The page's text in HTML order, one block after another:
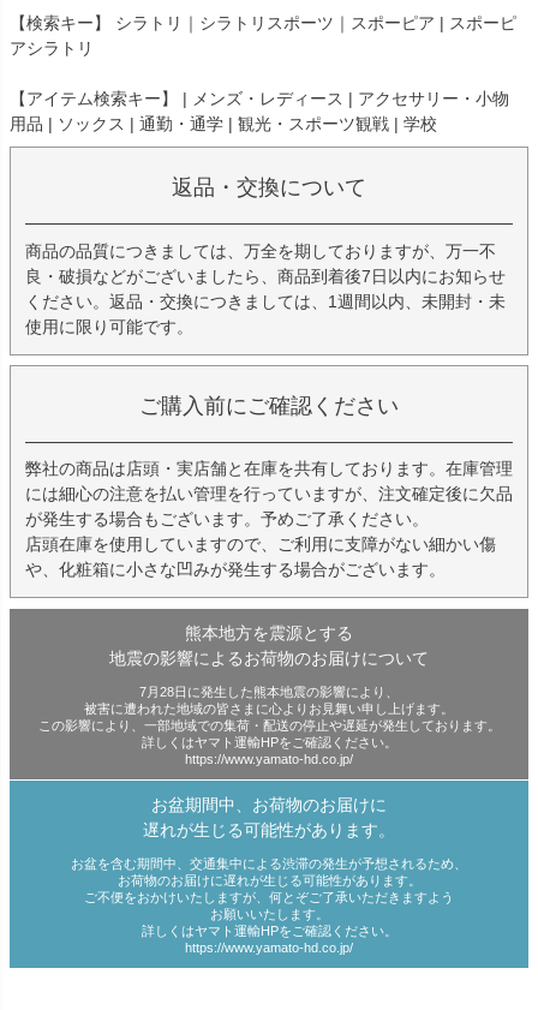
【検索キー】 シラトリ｜シラトリスポーツ｜スポーピア | スポーピ
アシラトリ
【アイテム検索キー】 | メンズ・レディース | アクセサリー・小物
用品 | ソックス | 通勤・通学 | 観光・スポーツ観戦 | 学校
返品・交換について
商品の品質につきましては、万全を期しておりますが、万一不
良・破損などがございましたら、商品到着後7日以内にお知らせ
ください。返品・交換につきましては、1週間以内、未開封・未
使用に限り可能です。
ご購入前にご確認ください
弊社の商品は店頭・実店舗と在庫を共有しております。在庫管理
には細心の注意を払い管理を行っていますが、注文確定後に欠品
が発生する場合もございます。予めご了承ください。
店頭在庫を使用していますので、ご利用に支障がない細かい傷
や、化粧箱に小さな凹みが発生する場合がございます。
熊本地方を震源とする
地震の影響によるお荷物のお届けについて
7月28日に発生した熊本地震の影響により、
被害に遭われた地域の皆さまに心よりお見舞い申し上げます。
この影響により、一部地域での集荷・配送の停止や遅延が発生しております。
詳しくはヤマト運輸HPをご確認ください。
https://www.yamato-hd.co.jp/
お盆期間中、お荷物のお届けに
遅れが生じる可能性があります。
お盆を含む期間中、交通集中による渋滞の発生が予想されるため、
お荷物のお届けに遅れが生じる可能性があります。
ご不便をおかけいたしますが、何とぞご了承いただきますよう
お願いいたします。
詳しくはヤマト運輸HPをご確認ください。
https://www.yamato-hd.co.jp/